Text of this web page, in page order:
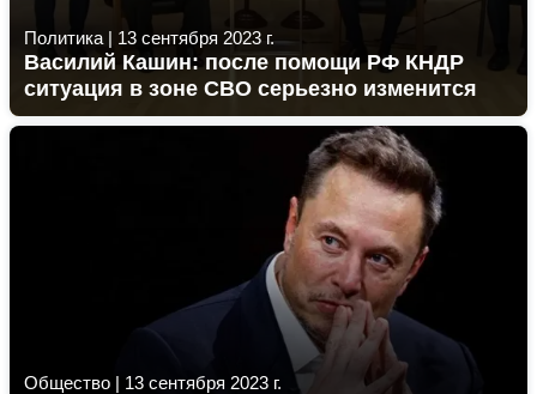
Политика | 13 сентября 2023 г.
Василий Кашин: после помощи РФ КНДР
ситуация в зоне СВО серьезно изменится
Общество | 13 сентября 2023 г.